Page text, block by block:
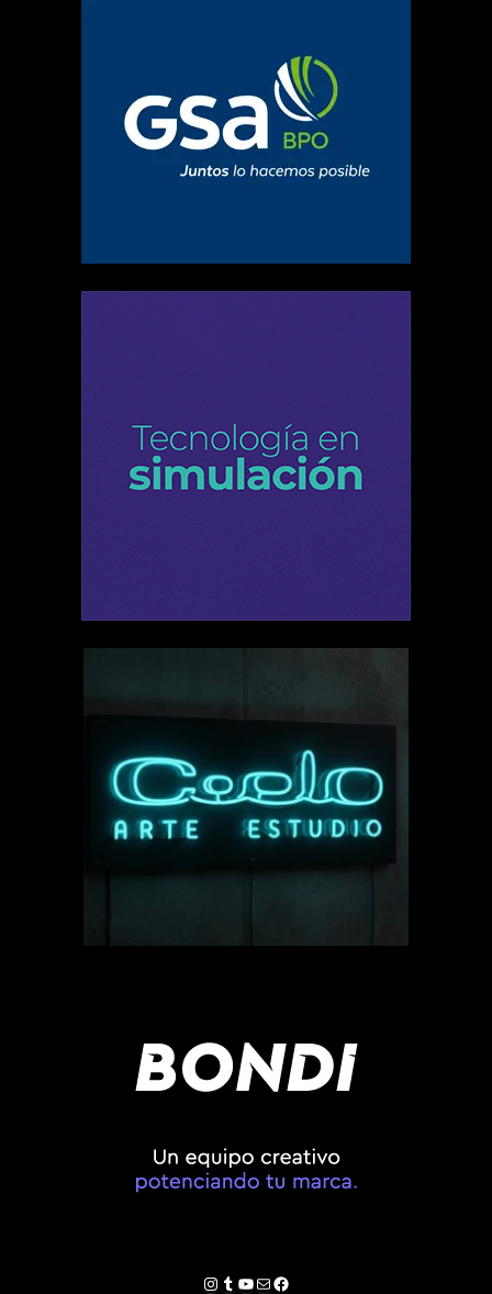
Instagram
Tumblr
YouTube
Correo electrónico
Facebook